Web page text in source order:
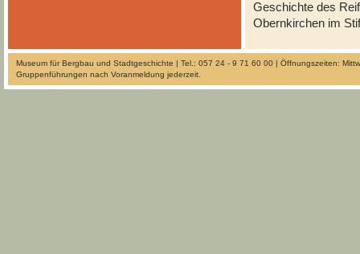
Geschichte des
Obernkirchen im
Museum für Bergbau und Stadtgeschichte | Tel.: 057 24 - 9 71 60 00 | Öffnungszeiten:
Gruppenführungen nach Voranmeldung jederzeit.